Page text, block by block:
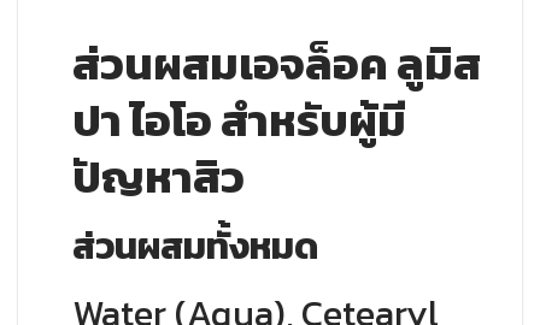
ส่วนผสมเอจล็อค ลูมิส
ปา ไอโอ สำหรับผู้มี
ปัญหาสิว
ส่วนผสมทั้งหมด
Water (Aqua), Cetearyl